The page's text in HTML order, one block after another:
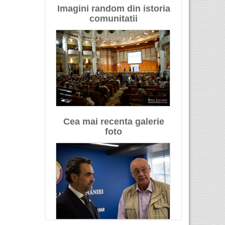
Imagini random din istoria
comunitatii
Cea mai recenta galerie
foto